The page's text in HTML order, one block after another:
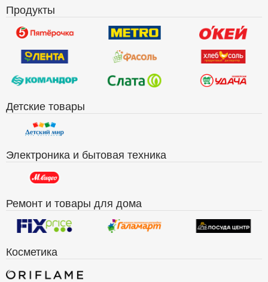
Продукты
Детские товары
Электроника и бытовая техника
Ремонт и товары для дома
Косметика